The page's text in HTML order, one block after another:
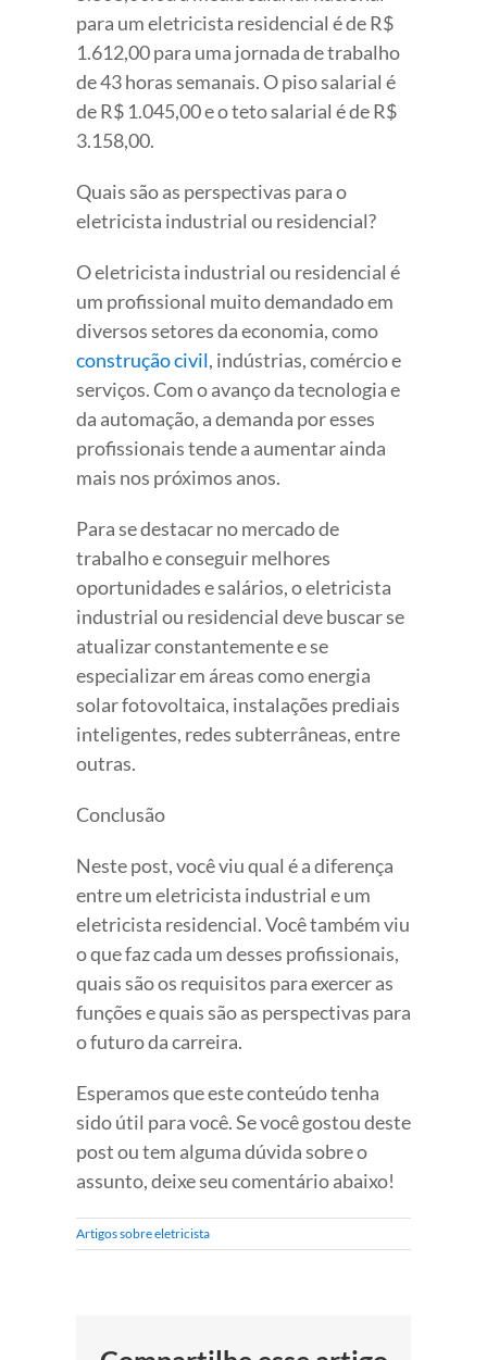
para um eletricista residencial é de R$
1.612,00 para uma jornada de trabalho
de 43 horas semanais. O piso salarial é
de R$ 1.045,00 e o teto salarial é de R$
3.158,00.
Quais são as perspectivas para o
eletricista industrial ou residencial?
O eletricista industrial ou residencial é
um profissional muito demandado em
diversos setores da economia, como
construção civil, indústrias, comércio e
serviços. Com o avanço da tecnologia e
da automação, a demanda por esses
profissionais tende a aumentar ainda
mais nos próximos anos.
Para se destacar no mercado de
trabalho e conseguir melhores
oportunidades e salários, o eletricista
industrial ou residencial deve buscar se
atualizar constantemente e se
especializar em áreas como energia
solar fotovoltaica, instalações prediais
inteligentes, redes subterrâneas, entre
outras.
Conclusão
Neste post, você viu qual é a diferença
entre um eletricista industrial e um
eletricista residencial. Você também viu
o que faz cada um desses profissionais,
quais são os requisitos para exercer as
funções e quais são as perspectivas para
o futuro da carreira.
Esperamos que este conteúdo tenha
sido útil para você. Se você gostou deste
post ou tem alguma dúvida sobre o
assunto, deixe seu comentário abaixo!
Artigos sobre eletricista